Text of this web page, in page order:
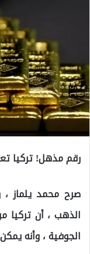
رقم مذهل! تركيا
صرح محمد يلماز
الذهب ، أن تركيا
الجوفية ، وأنه